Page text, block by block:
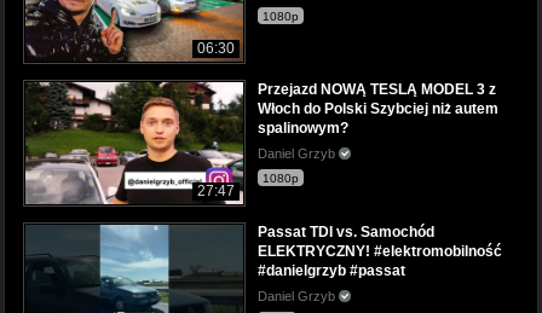
06:30
1080p
27:47
Przejazd NOWĄ TESLĄ MODEL 3 z
Włoch do Polski Szybciej niż autem
spalinowym?
Daniel Grzyb
1080p
Passat TDI vs. Samochód
ELEKTRYCZNY! #elektromobilność
#danielgrzyb #passat
Daniel Grzyb